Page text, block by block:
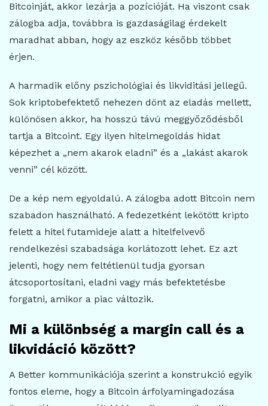
Bitcoinját, akkor lezárja a pozícióját. Ha viszont csak
zálogba adja, továbbra is gazdaságilag érdekelt
maradhat abban, hogy az eszköz később többet
érjen.
A harmadik előny pszichológiai és likviditási jellegű.
Sok kriptobefektető nehezen dönt az eladás mellett,
különösen akkor, ha hosszú távú meggyőződésből
tartja a Bitcoint. Egy ilyen hitelmegoldás hidat
képezhet a „nem akarok eladni” és a „lakást akarok
venni” cél között.
De a kép nem egyoldalú. A zálogba adott Bitcoin nem
szabadon használható. A fedezetként lekötött kripto
felett a hitel futamideje alatt a hitelfelvevő
rendelkezési szabadsága korlátozott lehet. Ez azt
jelenti, hogy nem feltétlenül tudja gyorsan
átcsoportosítani, eladni vagy más befektetésbe
forgatni, amikor a piac változik.
Mi a különbség a margin call és a
likvidáció között?
A Better kommunikációja szerint a konstrukció egyik
fontos eleme, hogy a Bitcoin árfolyamingadozása